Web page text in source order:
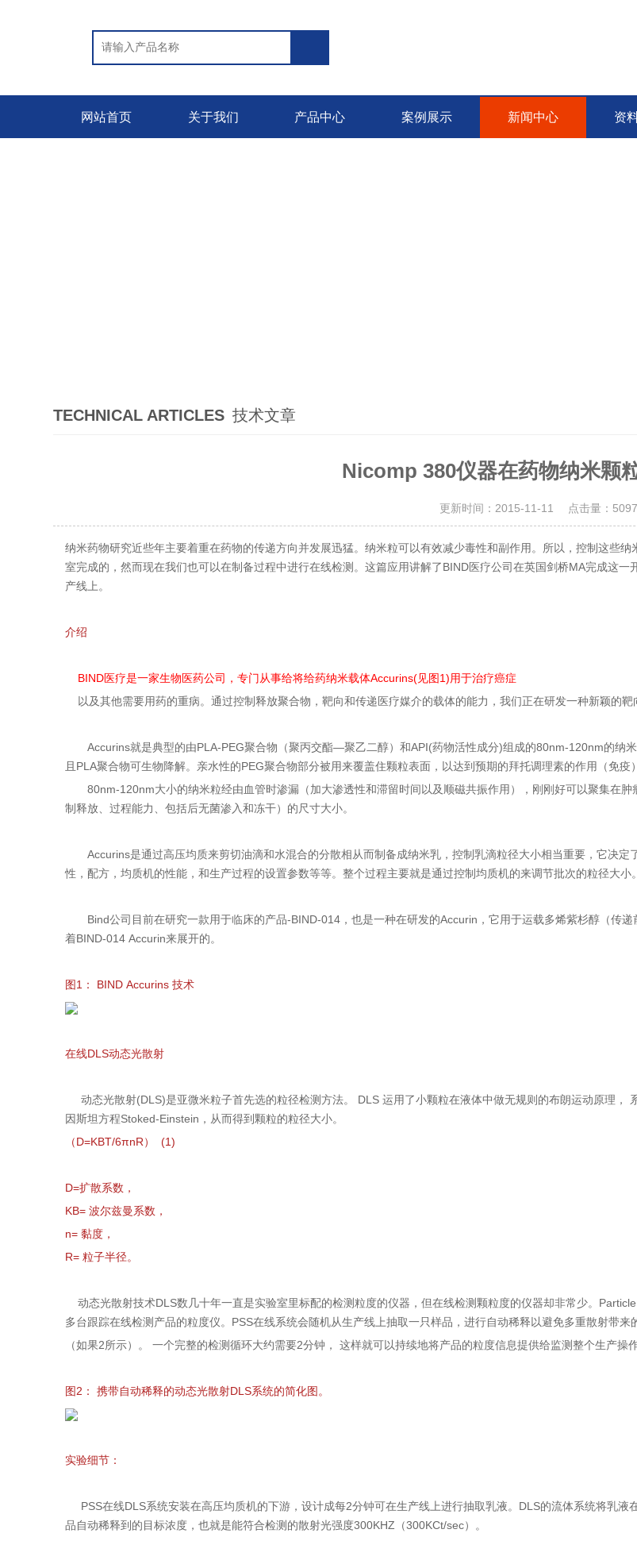
网站首页 关于我们 产品中心 案例展示 新闻中心 资
TECHNICAL ARTICLES 技术文章
Nicomp 380仪器在药物纳米颗
更新时间：2015-11-11 点击量： 5097
纳米药物研究近些年主要着重在药物的传递方向并发展迅猛。纳米粒可以有效减少毒性和副作用。所以，控制这些
室完成的，然而现在我们也可以在制备过程中进行在线检测。这篇应用讲解了BIND医疗公司在英国剑桥MA完成这
产线上。
介绍
BIND医疗是一家生物医药公司，专门从事给将给药纳米载体Accurins(见图1)用于治疗癌症
以及其他需要用药的重病。通过控制释放聚合物，靶向和传递医疗媒介的载体的能力，我们正在研发一种新颖的靶
Accurins就是典型的由PLA-PEG聚合物（聚丙交酯—聚乙二醇）和API(药物活性成分)组成的80nm-120nm的纳米
且PLA聚合物可生物降解。亲水性的PEG聚合物部分被用来覆盖住颗粒表面，以达到预期的拜托调理素的作用（免疫
80nm-120nm大小的纳米粒经由血管时渗漏（加大渗透性和滞留时间以及顺磁共振作用），刚刚好可以聚集在肿
制释放、过程能力、包括后无菌渗入和冻干）的尺寸大小。
Accurins是通过高压均质来剪切油滴和水混合的分散相从而制备成纳米乳，控制乳滴粒径大小相当重要，它决定
性，配方，均质机的性能，和生产过程的设置参数等等。整个过程主要就是通过控制均质机的来调节批次的粒径大小。
Bind公司目前在研究一款用于临床的产品-BIND-014，也是一种在研发的Accurin，它用于运载多烯紫杉醇（传
着BIND-014 Accurin来展开的。
图1： BIND Accurins 技术
在线DLS动态光散射
动态光散射(DLS)是亚微米粒子首先选的粒径检测方法。 DLS 运用了小颗粒在液体中做无规则的布朗运动原理，
因斯坦方程Stoked-Einstein，从而得到颗粒的粒径大小。
（D=KBT/6πnR） (1)
D=扩散系数，
KB= 波尔兹曼系数，
n= 黏度，
R= 粒子半径。
动态光散射技术DLS数几十年一直是实验室里标配的检测粒度的仪器，但在线检测颗粒度的仪器却非常少。
多台跟踪在线检测产品的粒度仪。PSS在线系统会随机从生产线上抽取一只样品，进行自动稀释以避免多重散射带来
（如果2所示）。 一个完整的检测循环大约需要2分钟， 这样就可以持续地将产品的粒度信息提供给监测整个生产操
图2： 携带自动稀释的动态光散射DLS系统的简化图。
实验细节：
PSS在线DLS系统安装在高压均质机的下游，设计成每2分钟可在生产线上进行抽取乳液。DLS的流体系统将乳液
品自动稀释到的目标浓度，也就是能符合检测的散射光强度300KHZ（300KCt/sec）。